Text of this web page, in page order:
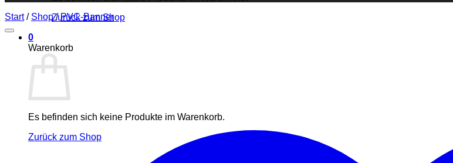
Zurück zum Shop
0
Warenkorb
Es befinden sich keine Produkte im Warenkorb.
Zurück zum Shop
Start / Shop / PVC-Banner